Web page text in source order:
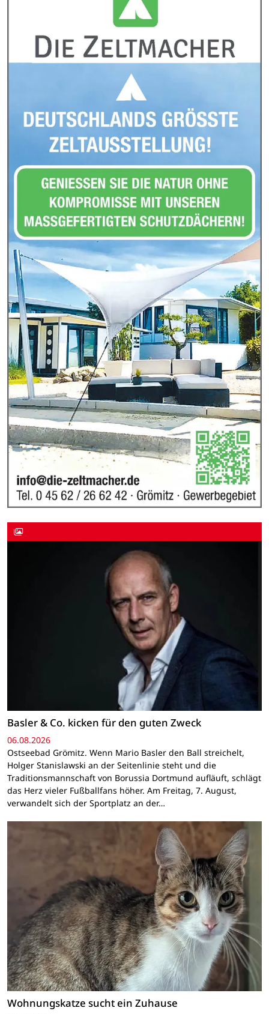
Basler & Co. kicken für den guten Zweck
06.08.2026
Ostseebad Grömitz. Wenn Mario Basler den Ball streichelt,
Holger Stanislawski an der Seitenlinie steht und die
Traditionsmannschaft von Borussia Dortmund aufläuft, schlägt
das Herz vieler Fußballfans höher. Am Freitag, 7. August,
verwandelt sich der Sportplatz an der…
Wohnungskatze sucht ein Zuhause